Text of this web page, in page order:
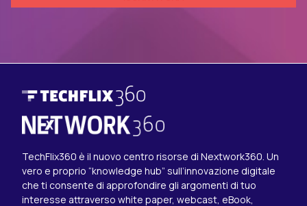
TechFlix360 è il nuovo centro risorse di Nextwork360. Un
vero e proprio “knowledge hub” sull’innovazione digitale
che ti consente di approfondire gli argomenti di tuo
interesse attraverso white paper, webcast, eBook,